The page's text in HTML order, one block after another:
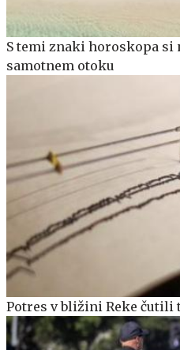
S temi znaki horoskopa si
samotnem otoku
Potres v bližini Reke čutili